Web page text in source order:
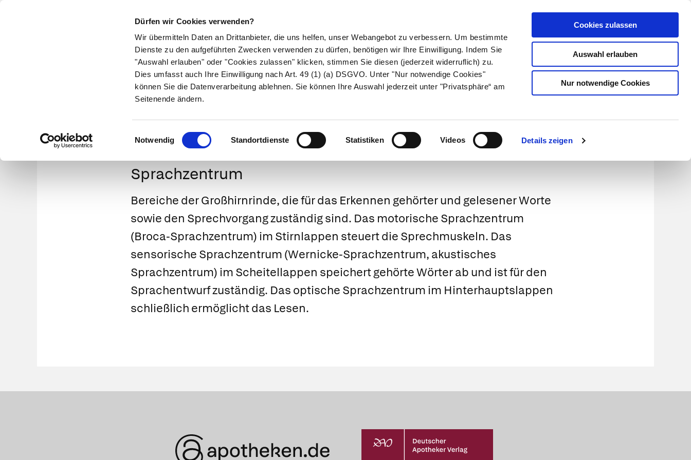
Dürfen wir Cookies verwenden?
Wir übermitteln Daten an Drittanbieter, die uns helfen, unser Webangebot zu verbessern. Um bestimmte
Dienste zu den aufgeführten Zwecken verwenden zu dürfen, benötigen wir Ihre Einwilligung. Indem Sie
"Auswahl erlauben" oder "Cookies zulassen" klicken, stimmen Sie diesen (jederzeit widerruflich) zu.
Dies umfasst auch Ihre Einwilligung nach Art. 49 (1) (a) DSGVO. Unter "Nur notwendige Cookies"
können Sie die Datenverarbeitung ablehnen. Sie können Ihre Auswahl jederzeit unter "Privatsphäre“ am
Seitenende ändern.
Einwilligungsauswahl
Notwendig Standortdienste Statistiken Videos Details zeigen
Cookies zulassen
Auswahl erlauben
Nur notwendige Cookies
Kundenlogin
Suche
Symptome Therapie Medikamente Naturheilkunde Eltern & Kind Gesund leben Über uns
Medizinlexikon
Sprachzentrum
Bereiche der Großhirnrinde, die für das Erkennen gehörter und gelesener Worte
sowie den Sprechvorgang zuständig sind. Das motorische Sprachzentrum
(Broca-Sprachzentrum) im Stirnlappen steuert die Sprechmuskeln. Das
sensorische Sprachzentrum (Wernicke-Sprachzentrum, akustisches
Sprachzentrum) im Scheitellappen speichert gehörte Wörter ab und ist für den
Sprachentwurf zuständig. Das optische Sprachzentrum im Hinterhauptslappen
schließlich ermöglicht das Lesen.